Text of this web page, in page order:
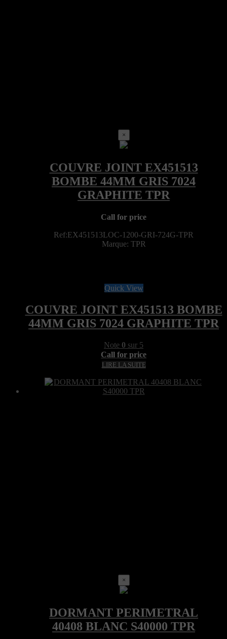
×
Call for price
Ref:EX451513LOC-1200-GRI-724G-TPR
Marque: TPR
Quick View
COUVRE JOINT EX451513 BOMBE
44MM GRIS 7024 GRAPHITE TPR
Note 0 sur 5
Call for price
LIRE LA SUITE
×